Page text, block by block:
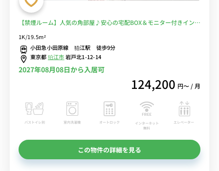
【禁煙ルーム】人気の角部屋♪安心の宅配BOX＆モニター付きインタ
ーフォンあり/駅前にはショッピングモール・小田急マルシェや
ECORMAがあり、買い物はもちろんコンサートを楽しむのもオスス
メ■選べるWi-Fi格安レンタル中！
1K/19.5m²
小田急小田原線 狛江駅 徒歩9分
東京都狛江市岩戸北1-12-14
2027年08月08日から入居可
124,200 円〜 / 月
バストイレ別 室内洗濯機 オートロック
インターネット
無料
エレベーター
この物件の詳細を見る